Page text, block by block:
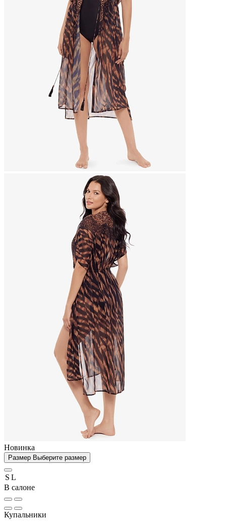
Новинка
Размер Выберите размер
S L
В салоне
Купальники